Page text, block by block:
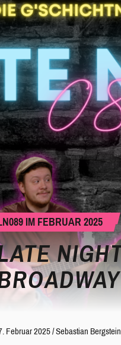
IM FEBRUAR 2025
Februar 2025/Sebastian